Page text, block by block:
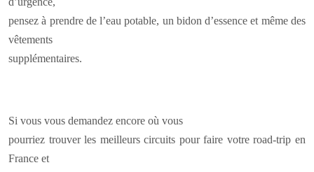
pensez à prendre de l’eau potable, un bidon d’essence et même des
vêtements
supplémentaires.
Si vous vous demandez encore où vous
pourriez trouver les meilleurs circuits pour faire votre road-trip en
France et